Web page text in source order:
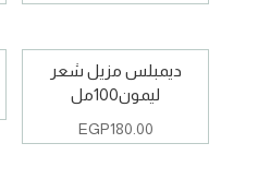
ديمبلس مزيل شعر
ليمون100مل
EGP180.00